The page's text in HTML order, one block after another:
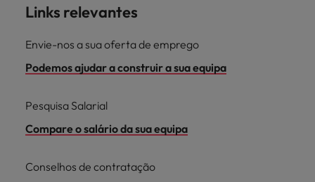
Links relevantes
Envie-nos a sua oferta de emprego
Podemos ajudar a construir a sua equipa
Pesquisa Salarial
Compare o salário da sua equipa
Conselhos de contratação